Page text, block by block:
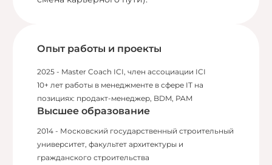
Опыт работы и проекты
2025 - Master Coach ICI, член ассоциации ICI
10+ лет работы в менеджменте в сфере IT на
позициях: продакт-менеджер, BDM, PAM
Высшее образование
2014 - Московский государственный строительный
университет, факультет архитектуры и
гражданского строительства